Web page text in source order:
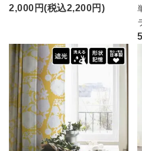
2,000円(税込2,200円)